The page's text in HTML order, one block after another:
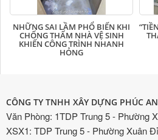
NHỮNG SAI LẦM PHỔ BIẾN KHI
CHỐNG THẤM NHÀ VỆ SINH
KHIẾN CÔNG TRÌNH NHANH
HỎNG
CÔNG TY TNHH XÂY DỰNG PHÚC
Văn Phòng: 1TDP Trung 5 - Phường
XSX1: TDP Trung 5 - Phường Xuân